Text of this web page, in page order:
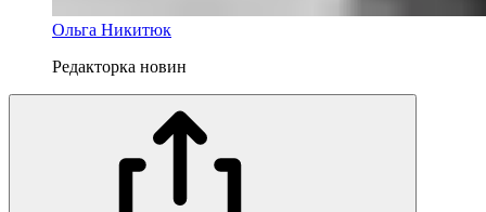
Ольга Никитюк
Редакторка новин